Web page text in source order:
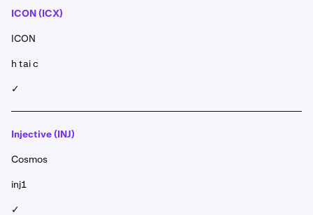
ICON (ICX)
ICON
h tai c
✓
Injective (INJ)
Cosmos
inj1
✓